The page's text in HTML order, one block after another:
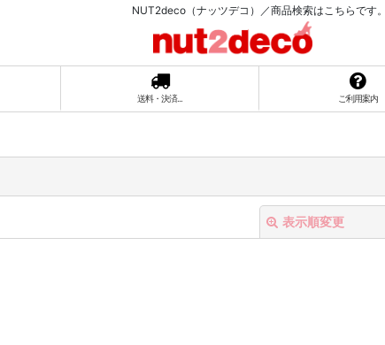
NUT2deco（ナッツデコ）／商品検索はこちらです。
送料・決済... ご利用案内
表示順変更